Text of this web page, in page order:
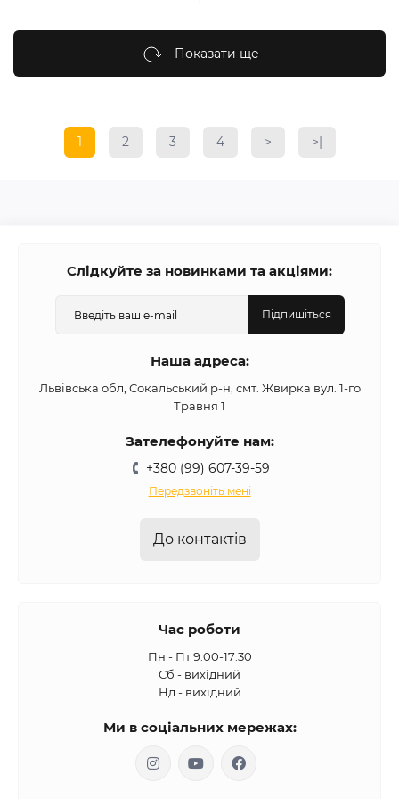
Показати ще
1 2 3 4 > >|
Слідкуйте за новинками та акціями:
Підпишіться
Наша адреса:
Львівська обл, Сокальський р-н, смт. Жвирка вул. 1-го
Травня 1
Зателефонуйте нам:
+380 (99) 607-39-59
Передзвоніть мені
До контактів
Час роботи
Пн - Пт 9:00-17:30
Сб - вихідний
Нд - вихідний
Ми в соціальних мережах: